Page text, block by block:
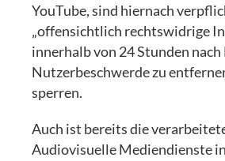
YouTube, sind hiernach
„offensichtlich rechtswidrige
innerhalb von 24 Stunden nach
Nutzerbeschwerde zu
sperren.
Auch ist bereits die
Audiovisuelle Mediendienste